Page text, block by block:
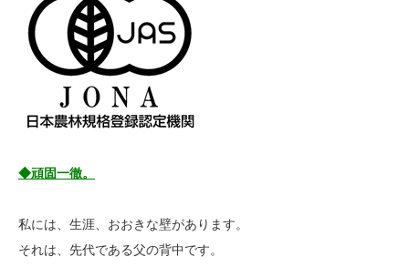
◆頑固一徹。
私には、生涯、おおきな壁があります。
それは、先代である父の背中です。